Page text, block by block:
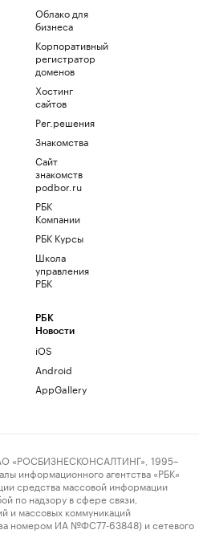
Облако для
бизнеса
Корпоративный
регистратор
доменов
Хостинг
сайтов
Рег.решения
Знакомства
Сайт
знакомств
podbor.ru
РБК
Компании
РБК Курсы
Школа
управления
РБК
РБК
Новости
iOS
Android
AppGallery
«РОСБИЗНЕСКОНСАЛТИНГ», 1995–
информационного агентства «РБК»
средства массовой информации
по надзору в сфере связи,
и массовых коммуникаций
номером ИА №ФС77-63848) и сетевого